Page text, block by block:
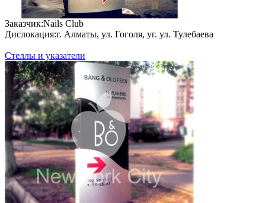
За­каз­чик:Nails Club
Дис­ло­кация:г. Алматы, ул. Гоголя, уг. ул. Тулебаева
Стеллы и указатели